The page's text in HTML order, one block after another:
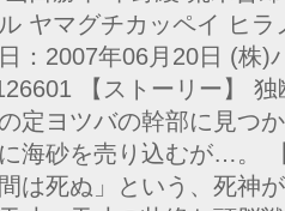
ヤマグチカッペイ ヒ
：2007年06月20日 (株)
【ストーリー】
定ヨツバの幹部に見つ
海砂を売り込むが…。
は死ぬ」という、死神